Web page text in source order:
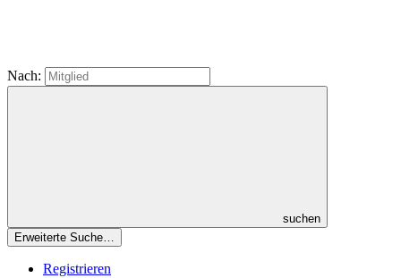
Nach:
suchen
Erweiterte Suche…
Registrieren